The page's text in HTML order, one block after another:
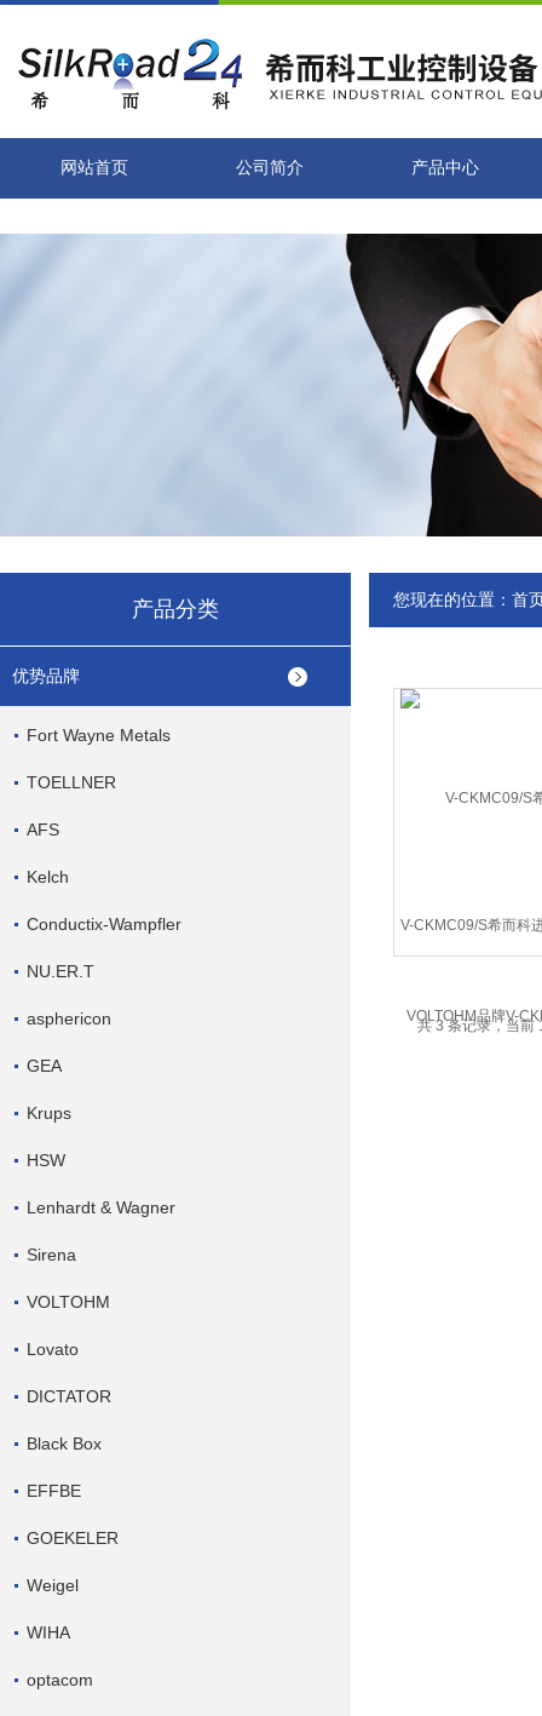
网站首页 公司简介 产品中心
产品分类
优势品牌
Fort Wayne Metals
TOELLNER
AFS
Kelch
Conductix-Wampfler
NU.ER.T
asphericon
GEA
Krups
HSW
Lenhardt & Wagner
Sirena
VOLTOHM
Lovato
DICTATOR
Black Box
EFFBE
GOEKELER
Weigel
WIHA
optacom
您现在的位置： 首
V-CKMC09/S希而科
品牌V-CKM系
共 3 条记录，当